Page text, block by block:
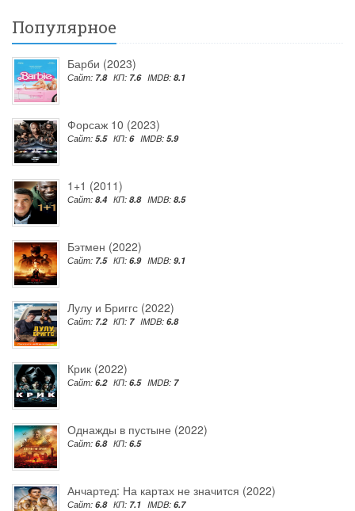
Популярное
Барби (2023)
Сайт: 7.8 КП: 7.6 IMDB: 8.1
Форсаж 10 (2023)
Сайт: 5.5 КП: 6 IMDB: 5.9
1+1 (2011)
Сайт: 8.4 КП: 8.8 IMDB: 8.5
Бэтмен (2022)
Сайт: 7.5 КП: 6.9 IMDB: 9.1
Лулу и Бриггс (2022)
Сайт: 7.2 КП: 7 IMDB: 6.8
Крик (2022)
Сайт: 6.2 КП: 6.5 IMDB: 7
Однажды в пустыне (2022)
Сайт: 6.8 КП: 6.5
Анчартед: На картах не значится (2022)
Сайт: 6.8 КП: 7.1 IMDB: 6.7